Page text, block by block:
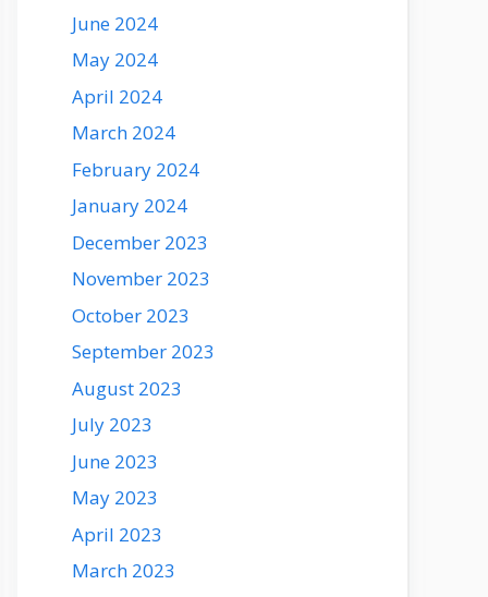
June 2024
May 2024
April 2024
March 2024
February 2024
January 2024
December 2023
November 2023
October 2023
September 2023
August 2023
July 2023
June 2023
May 2023
April 2023
March 2023